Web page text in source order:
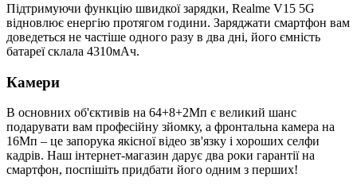
Підтримуючи функцію швидкої зарядки, Realme V15 5G
відновлює енергію протягом години. Заряджати смартфон вам
доведеться не частіше одного разу в два дні, його ємність
батареї склала 4310мАч.
Камери
В основних об'єктивів на 64+8+2Мп є великий шанс
подарувати вам професійну зйомку, а фронтальна камера на
16Мп – це запорука якісної відео зв'язку і хороших селфи
кадрів. Наш інтернет-магазин дарує два роки гарантії на
смартфон, поспішіть придбати його одним з перших!